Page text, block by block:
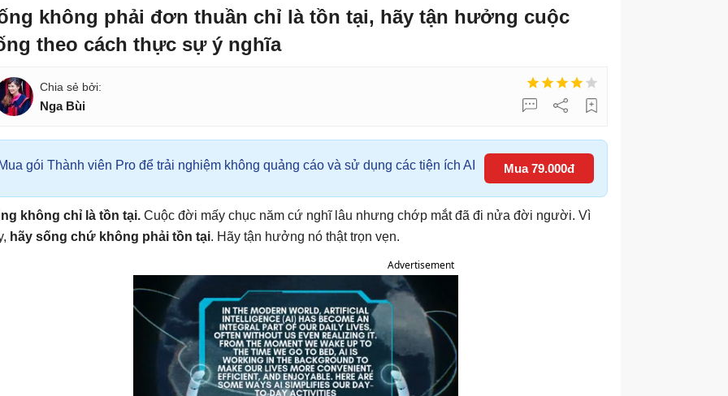
không phải đơn thuần chỉ là tồn tại, hãy tận hưởng cuộc
theo cách thực sự ý nghĩa
Nga Bùi
gói Thành viên Pro để trải nghiệm không quảng cáo và sử dụng các tiện ích AI Mua 79.000đ
không chỉ là tồn tại. Cuộc đời mấy chục năm cứ nghĩ lâu nhưng chớp mắt đã đi nửa đời người. Vì
hãy sống chứ không phải tồn tại. Hãy tận hưởng nó thật trọn vẹn.
Advertisement